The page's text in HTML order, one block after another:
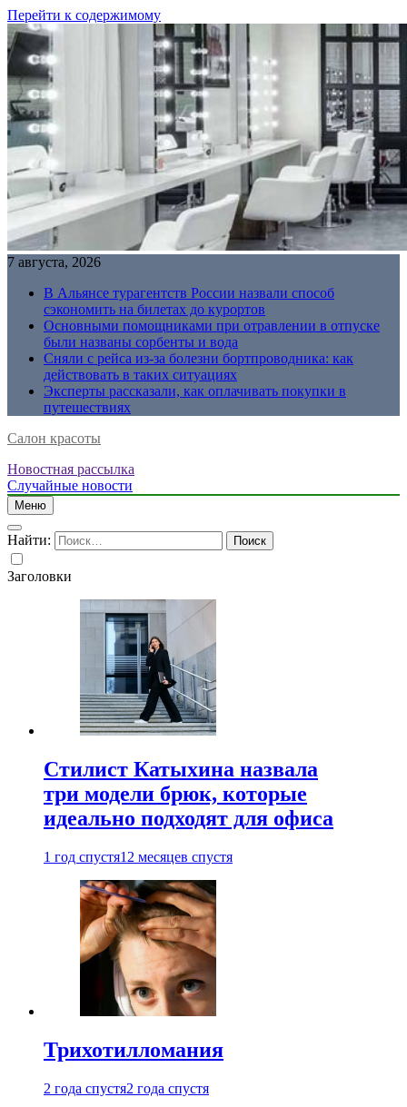
Перейти к содержимому
7 августа, 2026
В Альянсе турагентств России назвали способ
сэкономить на билетах до курортов
Основными помощниками при отравлении в отпуске
были названы сорбенты и вода
Сняли с рейса из-за болезни бортпроводника: как
действовать в таких ситуациях
Эксперты рассказали, как оплачивать покупки в
путешествиях
Салон красоты
Новостная рассылка
Случайные новости
Меню
Найти:
Заголовки
Стилист Катыхина назвала
три модели брюк, которые
идеально подходят для офиса
1 год спустя12 месяцев спустя
Трихотилломания
2 года спустя2 года спустя